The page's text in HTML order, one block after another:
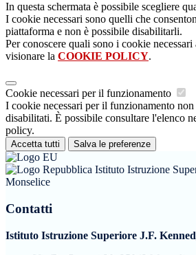
In questa schermata è possibile scegliere
I cookie necessari sono quelli che
piattaforma e non è possibile disabilitarli.
Per conoscere quali sono i cookie
visionare la COOKIE POLICY.
Cookie necessari per il funzionamento
I cookie necessari per il funzionamento non
disabilitati. È possibile consultare l'elenco
policy.
Accetta tutti Salva le preferenze
Istituto Istruzione
Monselice
Contatti
Istituto Istruzione Superiore J.F.